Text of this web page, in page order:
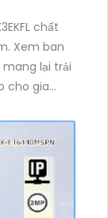
chất
Xem ban
lại trải
cho gia
không
việc cải